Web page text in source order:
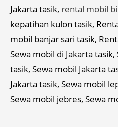
Jakarta tasik, rental mobil
kepatihan kulon tasik,
mobil banjar sari tasik,
Sewa mobil di Jakarta
tasik, Sewa mobil Jakarta
Jakarta tasik, Sewa mobil
Sewa mobil jebres, Sewa